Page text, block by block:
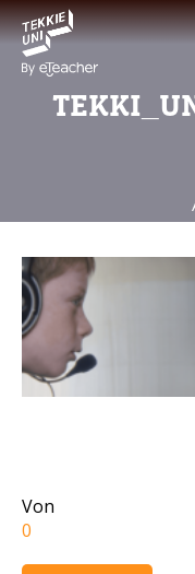
Von
0
BRAUCHEN
DER
Eltern vollständiger
Alter Ihres Kindes
Alter Ihres Kindes
Handynummer